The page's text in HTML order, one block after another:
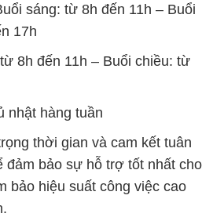
sáng: từ 8h đến 11h – Buổi
17h
8h đến 11h – Buổi chiều: từ
nhật hàng tuần
thời gian và cam kết tuân
đảm bảo sự hỗ trợ tốt nhất cho
bảo hiệu suất công việc cao